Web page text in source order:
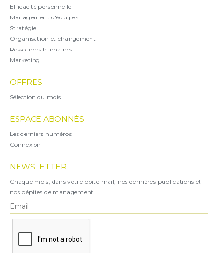
Efficacité personnelle
Management d'équipes
Stratégie
Organisation et changement
Ressources humaines
Marketing
OFFRES
Sélection du mois
ESPACE ABONNÉS
Les derniers numéros
Connexion
NEWSLETTER
Chaque mois, dans votre boîte mail, nos dernières publications et
nos pépites de management